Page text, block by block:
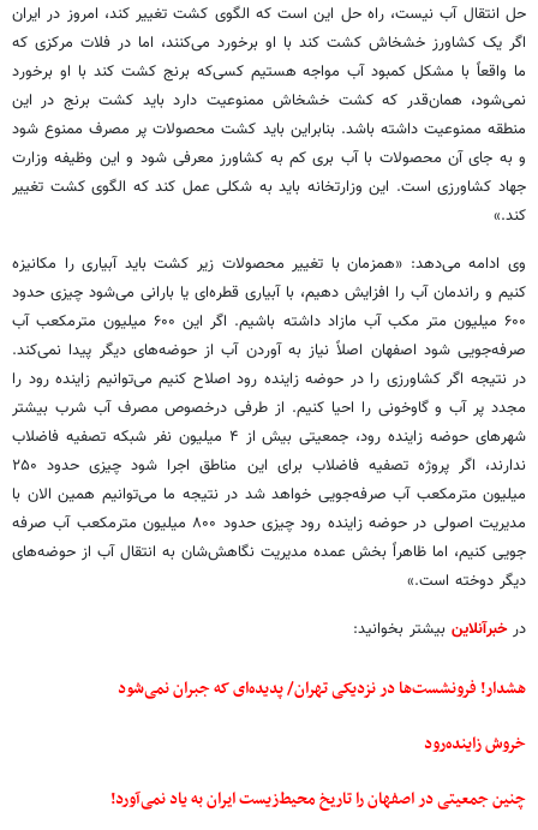
حل انتقال آب نیست، راه حل این است که الگوی کشت تغییر کند، امروز در ایران
اگر یک کشاورز خشخاش کشت کند با او برخورد می‌کنند، اما در فلات مرکزی که
ما واقعاً با مشکل کمبود آب مواجه هستیم کسی‌که برنج کشت کند با او برخورد
نمی‌شود، همان‌قدر که کشت خشخاش ممنوعیت دارد باید کشت برنج در این
منطقه ممنوعیت داشته باشد. بنابراین باید کشت محصولات پر مصرف ممنوع شود
و به جای آن محصولات با آب بری کم به کشاورز معرفی شود و این وظیفه وزارت
جهاد کشاورزی است. این وزارتخانه باید به شکلی عمل کند که الگوی کشت تغییر
کند.»
وی ادامه می‌دهد: «همزمان با تغییر محصولات زیر کشت باید آبیاری را مکانیزه
کنیم و راندمان آب را افزایش دهیم، با آبیاری قطره‌ای یا بارانی می‌شود چیزی حدود
۶۰۰ میلیون متر مکب آب مازاد داشته باشیم. اگر این ۶۰۰ میلیون مترمکعب آب
صرفه‌جویی شود اصفهان اصلاً نیاز به آوردن آب از حوضه‌های دیگر پیدا نمی‌کند.
در نتیجه اگر کشاورزی را در حوضه زاینده رود اصلاح کنیم می‌توانیم زاینده رود را
مجدد پر آب و گاوخونی را احیا کنیم. از طرفی درخصوص مصرف آب شرب بیشتر
شهرهای حوضه زاینده رود، جمعیتی بیش از ۴ میلیون نفر شبکه تصفیه فاضلاب
ندارند، اگر پروژه تصفیه فاضلاب برای این مناطق اجرا شود چیزی حدود ۲۵۰
میلیون مترمکعب آب صرفه‌جویی خواهد شد در نتیجه ما می‌توانیم همین الان با
مدیریت اصولی در حوضه زاینده رود چیزی حدود ۸۰۰ میلیون مترمکعب آب صرفه
جویی کنیم، اما ظاهراً بخش عمده مدیریت نگاهش‌شان به انتقال آب از حوضه‌های
دیگر دوخته است.»
درخبرآنلاین بیشتر بخوانید:
هشدار! فرونشست‌ها در نزدیکی تهران/ پدیده‌ای که جبران نمی‌شود
خروش زاینده‌رود
چنین جمعیتی در اصفهان را تاریخ محیط‌زیست ایران به یاد نمی‌آورد!